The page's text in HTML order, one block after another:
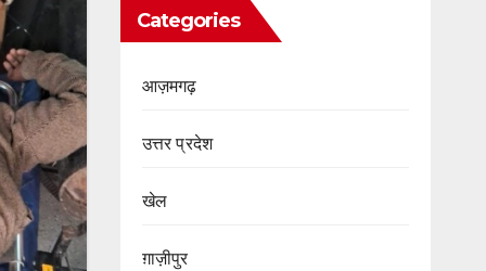
Categories
आज़मगढ़
उत्तर प्रदेश
खेल
ग़ाज़ीपुर